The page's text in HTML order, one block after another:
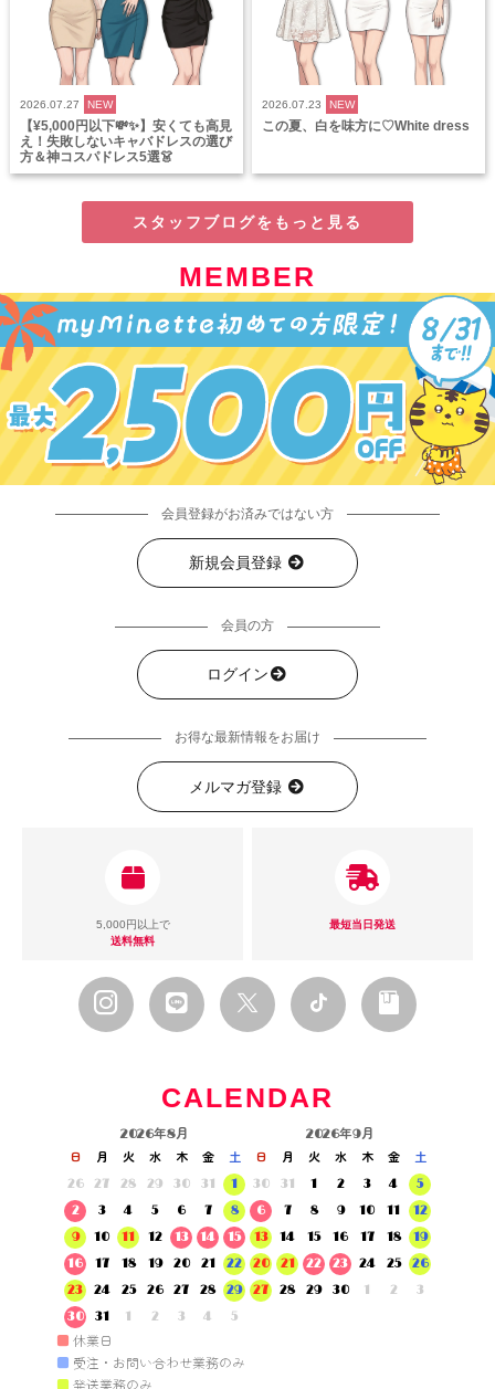
2026.07.27 NEW
【¥5,000円以下💸✨】安くても高見
え！失敗しないキャバドレスの選び
方＆神コスパドレス5選👗
2026.07.23 NEW
この夏、白を味方に♡White dress
スタッフブログをもっと見る
MEMBER
会員登録がお済みではない方
新規会員登録
会員の方
ログイン
お得な最新情報をお届け
メルマガ登録
5,000円以上で
送料無料
最短当日発送
CALENDAR
2026年8月
日 月 火 水 木 金
土
26
27 28 29 30 31
1
2
3 4 5 6 7
8
9
10 11 12 13 14
15
16
17 18 19 20 21
22
23
24 25 26 27 28
29
30
31 1 2 3 4 5
2026年9月
日 月 火 水 木 金
土
30
31 1 2 3 4
5
6
7 8 9 10 11
12
13
14 15 16 17 18
19
20
21 22 23 24 25
26
27
28 29 30 1 2 3
■ 休業日
■ 受注・お問い合わせ業務のみ